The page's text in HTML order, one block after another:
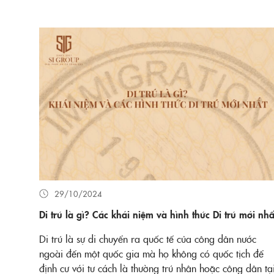
29/10/2024
Di trú là gì? Các khái niệm và hình thức Di trú mới
Di trú là sự di chuyển ra quốc tế của công dân nước
ngoài đến một quốc gia mà họ không có quốc tịch để
định cư với tư cách là thường trú nhân hoặc công dân